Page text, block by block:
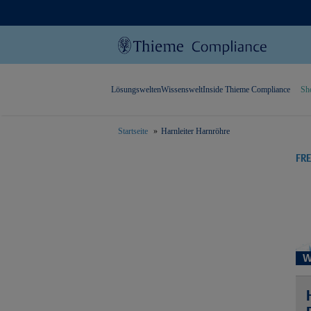
LösungsweltenWissensweltInside Thieme Compliance
Startseite Harnleiter Harnröhre